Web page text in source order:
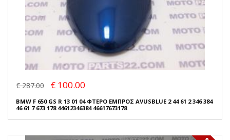
€ 287.00 € 100.00
BMW F 650 GS R 13 01 04 ΦΤΕΡΟ ΕΜΠΡΟΣ AVUSBLUE 2 44 61 2 346 384
46 61 7 673 178 44612346384 46617673178